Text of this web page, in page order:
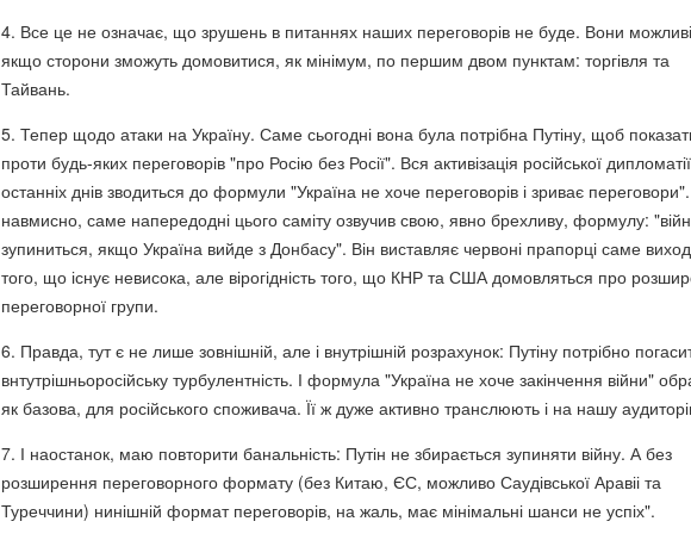
4. Все це не означає, що зрушень в питаннях наших переговорів не буде. Вони
якщо сторони зможуть домовитися, як мінімум, по першим двом пунктам: торгівля та
Тайвань.
5. Тепер щодо атаки на Україну. Саме сьогодні вона була потрібна Путіну, щоб
проти будь-яких переговорів "про Росію без Росії". Вся активізація російської дипломатії
останніх днів зводиться до формули "Україна не хоче переговорів і зриває переговори".
навмисно, саме напередодні цього саміту озвучив свою, явно брехливу, формулу:
зупиниться, якщо Україна вийде з Донбасу". Він виставляє червоні прапорці саме
того, що існує невисока, але вірогідність того, що КНР та США домовляться про
переговорної групи.
6. Правда, тут є не лише зовнішній, але і внутрішній розрахунок: Путіну потрібно
внтутрішньоросійську турбулентність. І формула "Україна не хоче закінчення війни"
як базова, для російського споживача. Її ж дуже активно транслюють і на нашу
7. І наостанок, маю повторити банальність: Путін не збирається зупиняти війну. А без
розширення переговорного формату (без Китаю, ЄС, можливо Саудівської Аравіі та
Туреччини) нинішній формат переговорів, на жаль, має мінімальні шанси не успіх".